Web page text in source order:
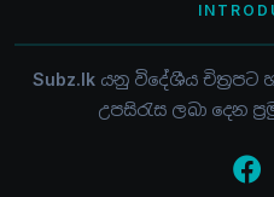
Subz.lkයනු විදේශීය චිත්‍රපට
උපසිරැස ලබා දෙන